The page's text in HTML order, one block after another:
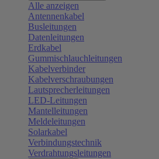
Alle anzeigen
Antennenkabel
Busleitungen
Datenleitungen
Erdkabel
Gummischlauchleitungen
Kabelverbinder
Kabelverschraubungen
Lautsprecherleitungen
LED-Leitungen
Mantelleitungen
Meldeleitungen
Solarkabel
Verbindungstechnik
Verdrahtungsleitungen